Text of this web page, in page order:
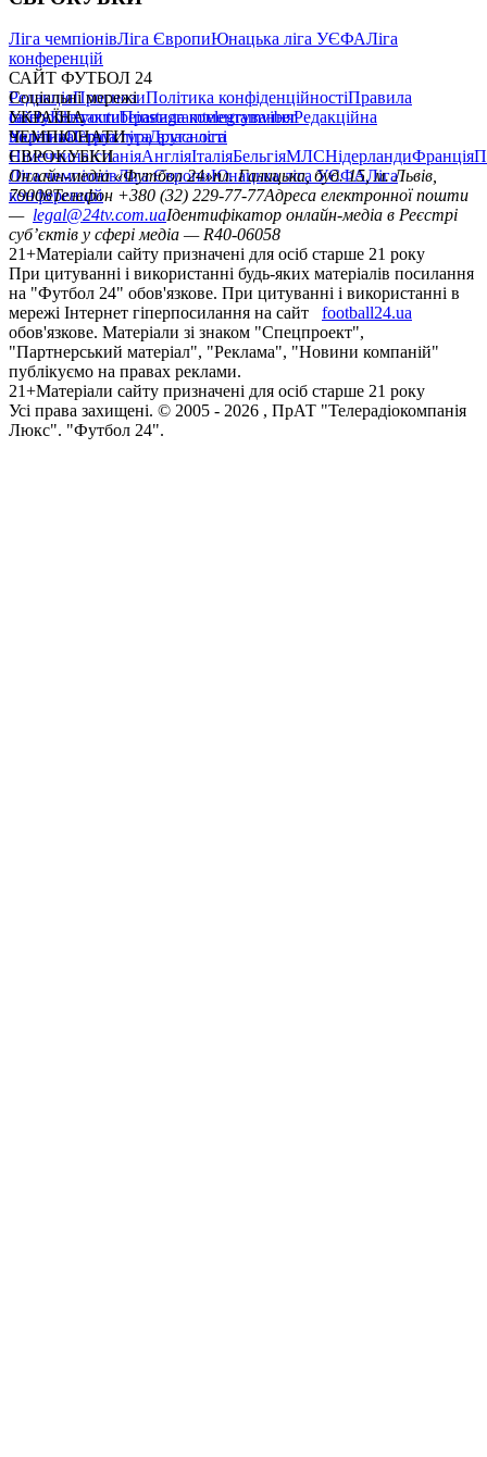
Ліга чемпіонівЛіга ЄвропиЮнацька ліга УЄФАЛіга
конференцій
САЙТ ФУТБОЛ 24
РедакціяПрогнозиПолітика конфіденційностіПравила
сайтуКонтактиПравила коментуванняРедакційна
політикаСтруктура власності
Соціальні мережі
facebookxyoutubeinstagramtelegramviber
УКРАЇНА
УкраїнаПерша лігаДруга ліга
ЧЕМПІОНАТИ
НімеччинаІспаніяАнгліяІталіяБельгіяМЛСНідерландиФранція
ЄВРОКУБКИ
Ліга чемпіонівЛіга ЄвропиЮнацька ліга УЄФАЛіга
конференцій
Онлайн-медіа «Футбол 24»пл. Галицька, буд. 15, м. Львів,
79008Телефон +380 (32) 229-77-77Адреса електронної пошти
— legal@24tv.com.uaІдентифікатор онлайн-медіа в Реєстрі
суб’єктів у сфері медіа — R40-06058
21+Матеріали сайту призначені для осіб старше 21 року
При цитуванні і використанні будь-яких матеріалів посилання
на "Футбол 24" обов'язкове. При цитуванні і використанні в
мережі Інтернет гіперпосилання на сайт
football24.ua
обов'язкове. Матеріали зі знаком "Спецпроект",
"Партнерський матеріал", "Реклама", "Новини компаній"
публікуємо на правах реклами.
21+Матеріали сайту призначені для осіб старше 21 року
Усi права захищенi. © 2005 - 2026 , ПрАТ "Телерадіокомпанія
Люкс". "Футбол 24".